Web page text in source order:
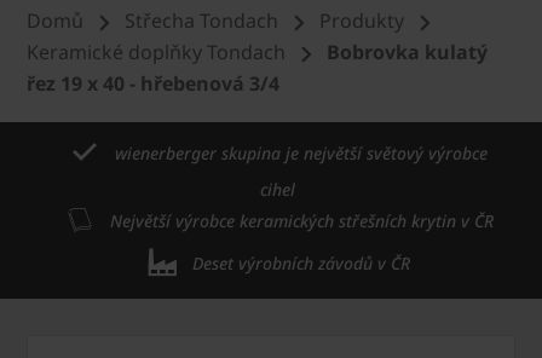
Domů Střecha Tondach
Produkty
Keramické doplňky Tondach
Bobrovka kulatý
řez 19 x 40 - hřebenová 3/4
wienerberger skupina je největší světový výrobce
cihel
Největší výrobce keramických střešních krytin v ČR
Deset výrobních závodů v ČR